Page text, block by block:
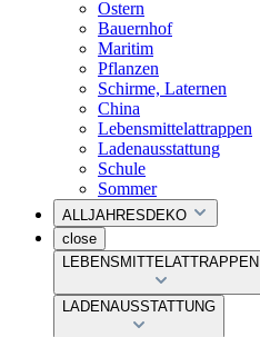
Ostern
Bauernhof
Maritim
Pflanzen
Schirme, Laternen
China
Lebensmittelattrappen
Ladenausstattung
Schule
Sommer
ALLJAHRESDEKO
close
LEBENSMITTELATTRAPPEN
LADENAUSSTATTUNG